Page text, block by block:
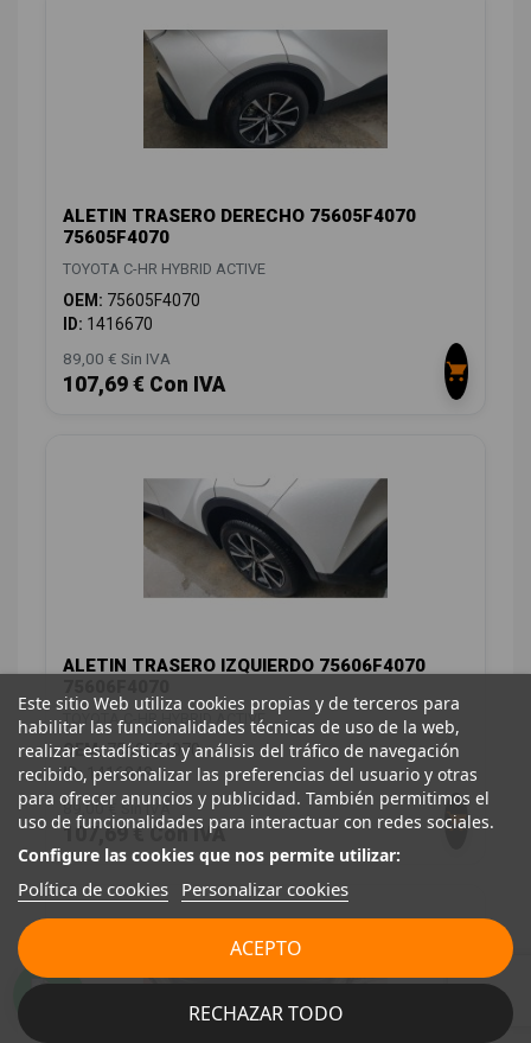
ALETIN TRASERO DERECHO 75605F4070
75605F4070
TOYOTA C-HR HYBRID ACTIVE
OEM: 75605F4070
ID: 1416670
89,00 € Sin IVA
107,69 € Con IVA
ALETIN TRASERO IZQUIERDO 75606F4070
TOYOTA C-HR HYBRID ACTIVE
OEM:75606F4070
ID: 1416848
89,00 € Sin IVA
107,69 € Con IVA
Este sitio Web utiliza cookies propias y de terceros para
habilitar las funcionalidades técnicas de uso de la web,
realizar estadísticas y análisis del tráfico de navegación
recibido, personalizar las preferencias del usuario y otras
para ofrecer anuncios y publicidad. También permitimos el
uso de funcionalidades para interactuar con redes sociales.
Configure las cookies que nos permite utilizar:
Política de cookies Personalizar cookies
RECHAZAR TODO
ACEPTO